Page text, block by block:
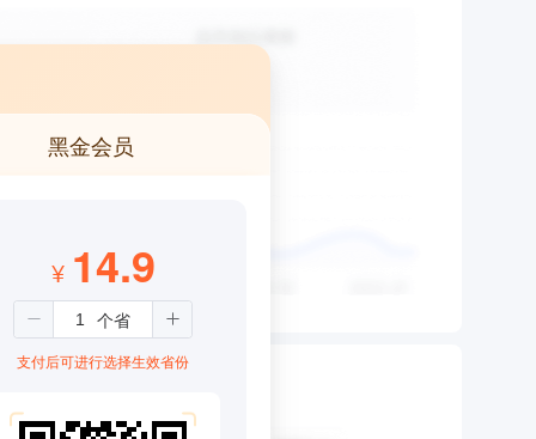
黑金会员
¥ 14.9
支付后可进行选择生效省份